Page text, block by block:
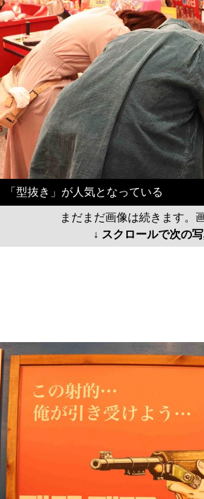
「型抜き」が人気となっている
まだまだ画像は続きます。
↓ スクロールで次の写